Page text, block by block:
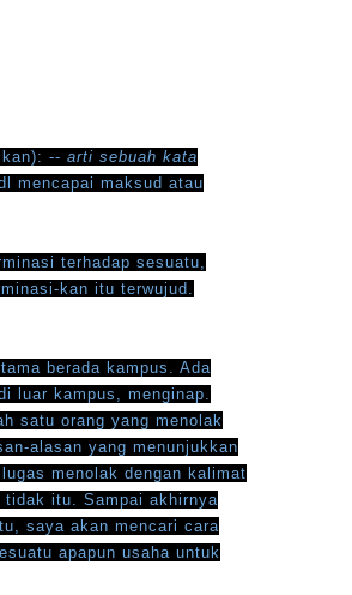
-- arti sebuah kata
mencapai maksud atau
terhadap sesuatu,
kan itu terwujud.
berada kampus. Ada
luar kampus, menginap.
satu orang yang menolak
alasan yang menunjukkan
menolak dengan kalimat
itu. Sampai akhirnya
saya akan mencari cara
apapun usaha untuk